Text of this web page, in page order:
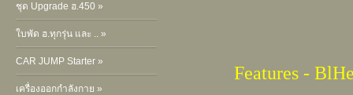
ชุด Upgrade ฮ.450 »
ใบพัด ฮ.ทุกรุ่น และ .. »
CAR JUMP Starter »
เครื่องออกกำลังกาย »
Features -